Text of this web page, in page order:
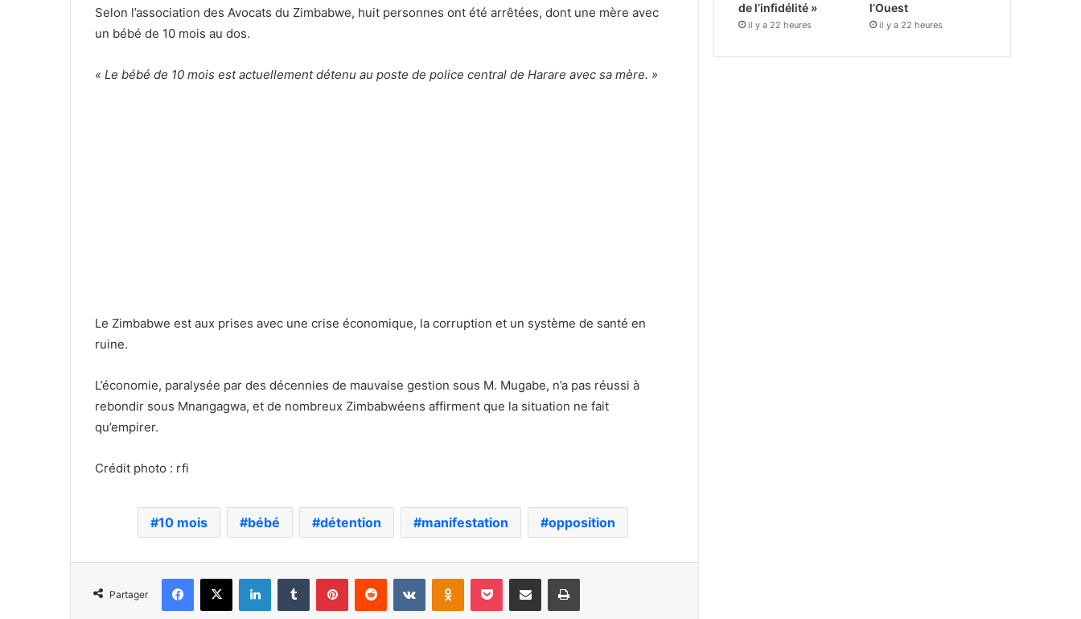
Selon l’association des Avocats du Zimbabwe, huit personnes ont été arrêtées, dont une mère avec
un bébé de 10 mois au dos.
« Le bébé de 10 mois est actuellement détenu au poste de police central de Harare avec sa mère. »
Le Zimbabwe est aux prises avec une crise économique, la corruption et un système de santé en
ruine.
L’économie, paralysée par des décennies de mauvaise gestion sous M. Mugabe, n’a pas réussi à
rebondir sous Mnangagwa, et de nombreux Zimbabwéens affirment que la situation ne fait
qu’empirer.
Crédit photo : rfi
10 mois bébé détention manifestation opposition
Partager
Facebook
X LinkedinTumblr PinterestReddit VKontakteOdnoklassniki
Pocket Partager par email Imprimer
de l’infidélité »
il y a 22 heures
l’Ouest
il y a 22 heures